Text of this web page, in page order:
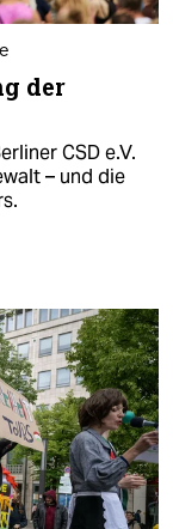
der
CSD e.V.
– und die